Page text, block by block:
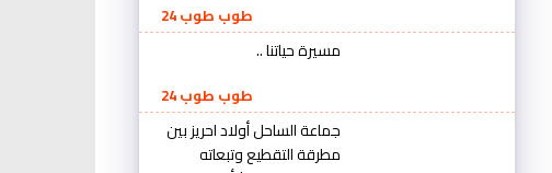
طوب طوب 24
مسيرة حياتنا ..
طوب طوب 24
جماعة الساحل أولاد احريز بين
مطرقة التقطيع وتبعاته